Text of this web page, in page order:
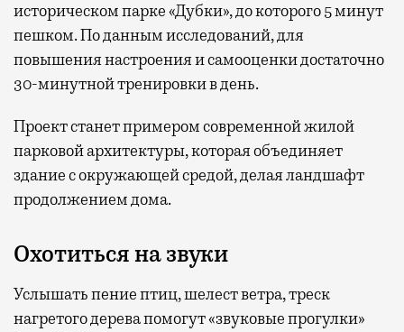
историческом парке «Дубки», до которого 5 минут
пешком. По данным исследований, для
повышения настроения и самооценки достаточно
30-минутной тренировки в день.
Проект станет примером современной жилой
парковой архитектуры, которая объединяет
здание с окружающей средой, делая ландшафт
продолжением дома.
Охотиться на звуки
Услышать пение птиц, шелест ветра, треск
нагретого дерева помогут «звуковые прогулки»